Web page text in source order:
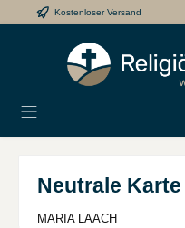
Zum Hauptinhalt springen
Kostenloser Versand
Neutrale
MARIA LAACH